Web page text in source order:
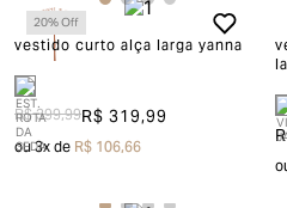
vestido curto alça larga yanna
R$ 399,99
20% Off
R$ 319,99
ou3x deR$ 106,66